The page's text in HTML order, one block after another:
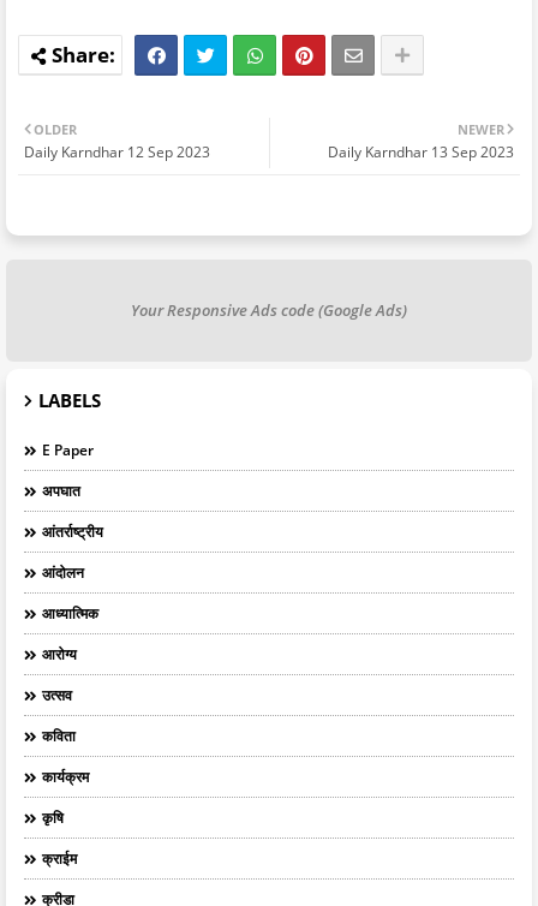
NEWER
Daily Karndhar 13 Sep 2023
OLDER
Daily Karndhar 12 Sep 2023
Your Responsive Ads code (Google Ads)
LABELS
E Paper
अपघात
आंतर्राष्ट्रीय
आंदोलन
आध्यात्मिक
आरोग्य
उत्सव
कविता
कार्यक्रम
कृषि
क्राईम
क्रीडा